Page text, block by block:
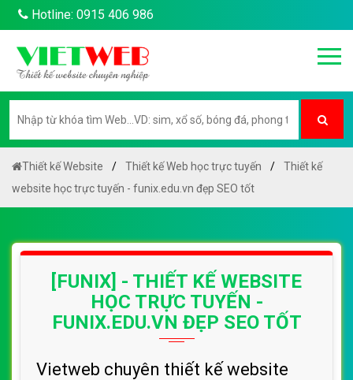
Hotline: 0915 406 986
Thiết kế Website Thiết kế Web học trực tuyến
Thiết kế
website học trực tuyến - funix.edu.vn đẹp SEO tốt
[FUNIX] - THIẾT KẾ WEBSITE
HỌC TRỰC TUYẾN -
FUNIX.EDU.VN ĐẸP SEO TỐT
Vietweb chuyên thiết kế website